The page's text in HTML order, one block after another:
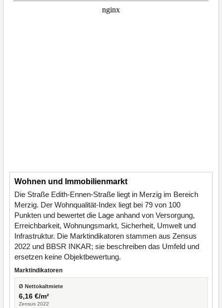
Wohnen und Immobilienmarkt
Die Straße Edith-Ennen-Straße liegt in Merzig im Bereich
Merzig. Der Wohnqualität-Index liegt bei 79 von 100
Punkten und bewertet die Lage anhand von Versorgung,
Erreichbarkeit, Wohnungsmarkt, Sicherheit, Umwelt und
Infrastruktur. Die Marktindikatoren stammen aus Zensus
2022 und BBSR INKAR; sie beschreiben das Umfeld und
ersetzen keine Objektbewertung.
Marktindikatoren
Ø Nettokaltmiete
6,16 €/m²
Zensus 2022